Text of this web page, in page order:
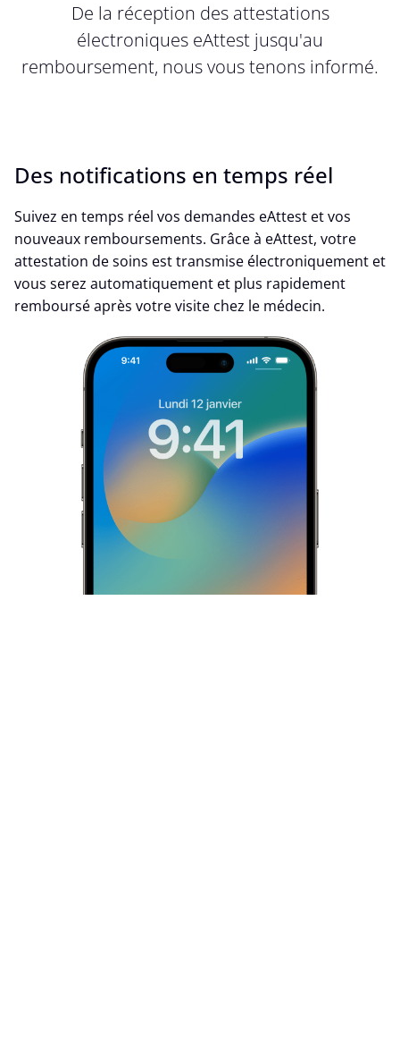
De la réception des attestations
électroniques eAttest jusqu'au
remboursement, nous vous tenons informé.
Des notifications en temps réel
Suivez en temps réel vos demandes eAttest et vos
nouveaux remboursements. Grâce à eAttest, votre
attestation de soins est transmise électroniquement et
vous serez automatiquement et plus rapidement
remboursé après votre visite chez le médecin.